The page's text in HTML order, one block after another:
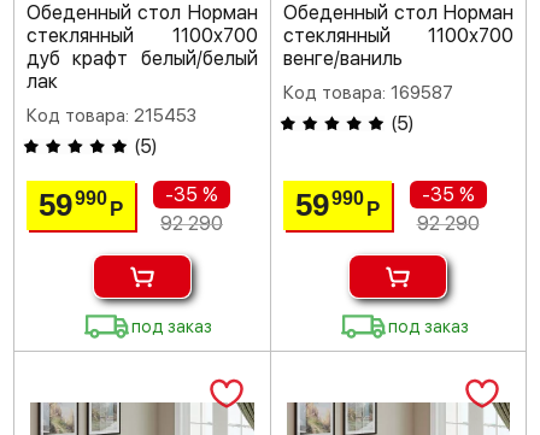
Обеденный стол Норман
стеклянный 1100х700
дуб крафт белый/белый
лак
Код товара: 215453
(5)
59990Р
-35 %
92 290
под заказ
Обеденный стол Норман
стеклянный 1100х700
венге/ваниль
Код товара: 169587
(5)
59990 Р
-35 %
92 290
под заказ